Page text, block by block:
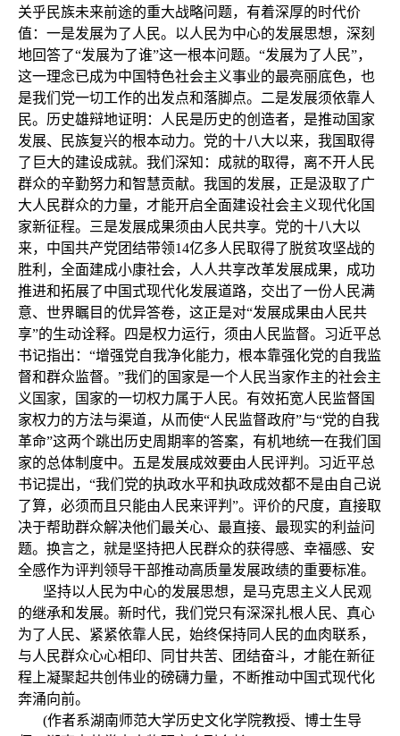
关乎民族未来前途的重大战略问题，有着深厚的时代价
值：一是发展为了人民。以人民为中心的发展思想，深刻
地回答了“发展为了谁”这一根本问题。“发展为了人民”，
这一理念已成为中国特色社会主义事业的最亮丽底色，也
是我们党一切工作的出发点和落脚点。二是发展须依靠人
民。历史雄辩地证明：人民是历史的创造者，是推动国家
发展、民族复兴的根本动力。党的十八大以来，我国取得
了巨大的建设成就。我们深知：成就的取得，离不开人民
群众的辛勤努力和智慧贡献。我国的发展，正是汲取了广
大人民群众的力量，才能开启全面建设社会主义现代化国
家新征程。三是发展成果须由人民共享。党的十八大以
来，中国共产党团结带领14亿多人民取得了脱贫攻坚战的
胜利，全面建成小康社会，人人共享改革发展成果，成功
推进和拓展了中国式现代化发展道路，交出了一份人民满
意、世界瞩目的优异答卷，这正是对“发展成果由人民共
享”的生动诠释。四是权力运行，须由人民监督。习近平总
书记指出：“增强党自我净化能力，根本靠强化党的自我监
督和群众监督。”我们的国家是一个人民当家作主的社会主
义国家，国家的一切权力属于人民。有效拓宽人民监督国
家权力的方法与渠道，从而使“人民监督政府”与“党的自我
革命”这两个跳出历史周期率的答案，有机地统一在我们国
家的总体制度中。五是发展成效要由人民评判。习近平总
书记提出，“我们党的执政水平和执政成效都不是由自己说
了算，必须而且只能由人民来评判”。评价的尺度，直接取
决于帮助群众解决他们最关心、最直接、最现实的利益问
题。换言之，就是坚持把人民群众的获得感、幸福感、安
全感作为评判领导干部推动高质量发展政绩的重要标准。
坚持以人民为中心的发展思想，是马克思主义人民观
的继承和发展。新时代，我们党只有深深扎根人民、真心
为了人民、紧紧依靠人民，始终保持同人民的血肉联系，
与人民群众心心相印、同甘共苦、团结奋斗，才能在新征
程上凝聚起共创伟业的磅礴力量，不断推动中国式现代化
奔涌向前。
(作者系湖南师范大学历史文化学院教授、博士生导